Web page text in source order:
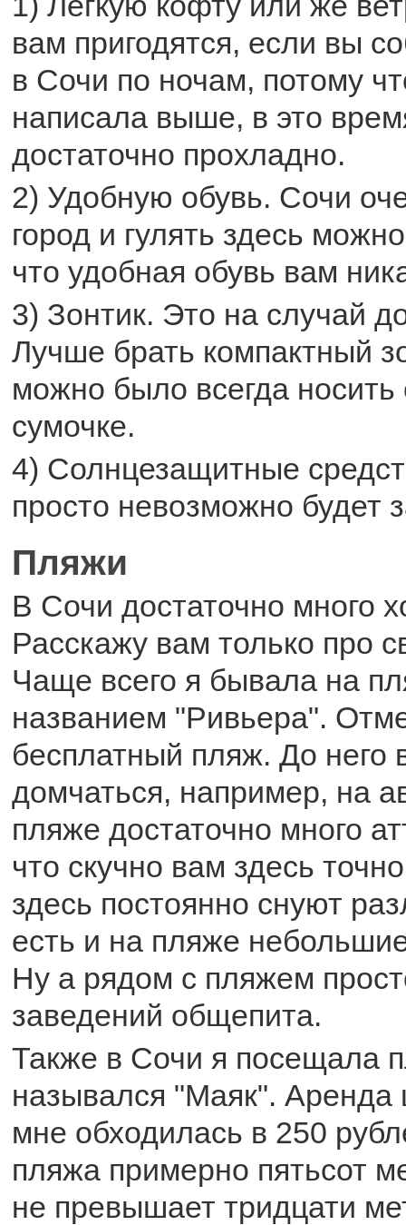
вам пригодятся, если вы
в Сочи по ночам, потому
написала выше, в это
достаточно прохладно.
2) Удобную обувь. Сочи
город и гулять здесь
что удобная обувь вам
3) Зонтик. Это на случай
Лучше брать компактный
можно было всегда носить
сумочке.
4) Солнцезащитные
просто невозможно будет
Пляжи
В Сочи достаточно много
Расскажу вам только про
Чаще всего я бывала на
названием "Ривьера".
бесплатный пляж. До него
домчаться, например, на
пляже достаточно много
что скучно вам здесь
здесь постоянно снуют
есть и на пляже
Ну а рядом с пляжем
заведений общепита.
Также в Сочи я посещала
назывался "Маяк". Аренда
мне обходилась в 250
пляжа примерно пятьсот
не превышает тридцати